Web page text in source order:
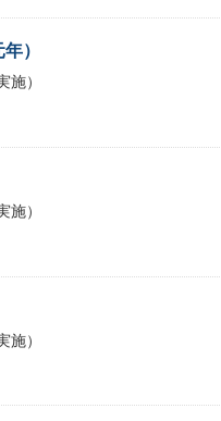
）
）
）
）